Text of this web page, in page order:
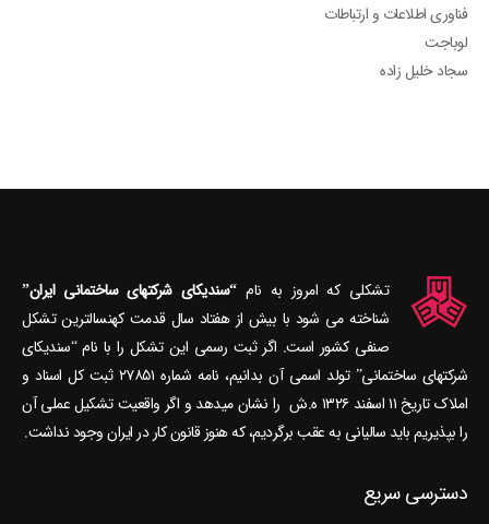
فناوری اطلاعات و ارتباطات
لوباجت
سجاد خلیل زاده
تشکلی که امروز به نام“سندیکای شرکتهای ساختمانی ایران”
شناخته می‎ شود با بیش از هفتاد سال قدمت کهنسال‎ترین تشکل
صنفی کشور است. اگر ثبت رسمی این تشکل را با نام “سندیکای
شرکتهای ساختمانی” تولد اسمی آن بدانیم، نامه شماره ۲۷۸۵۱ ثبت کل اسناد و
املاک تاریخ ۱۱ اسفند ۱۳۲۶ ه.ش را نشان می‎دهد و اگر واقعیت تشکیل عملی آن
را بپذیریم باید سالیانی به عقب برگردیم، که هنوز قانون کار در ایران وجود نداشت.
دسترسی سریع